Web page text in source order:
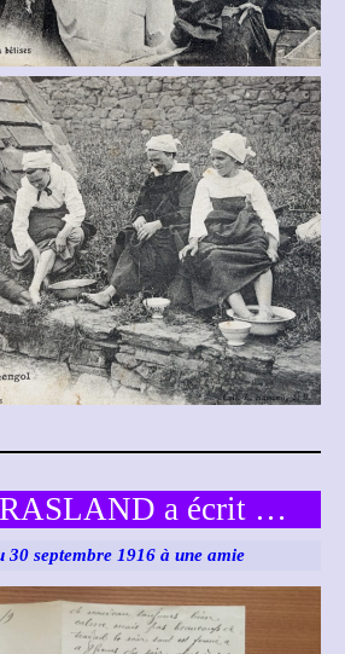
a écrit …
30 septembre 1916 à une amie